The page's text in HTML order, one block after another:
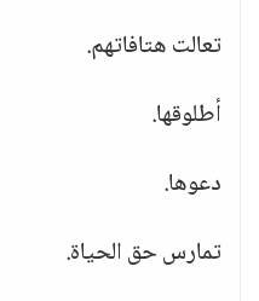
تعالت هتافاتهم.
أطلوقها.
دعوها.
تمارس حق الحياة.